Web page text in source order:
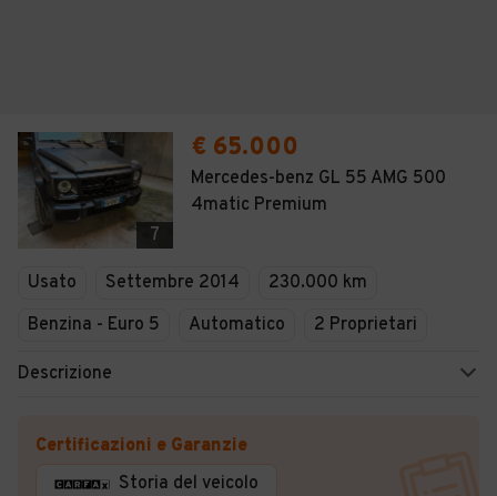
7
€ 65.000
Mercedes-benz GL 55 AMG 500
4matic Premium
Usato Settembre 2014
230.000 km
Benzina - Euro 5
Automatico 2 Proprietari
Descrizione
Certificazioni e Garanzie
Storia del veicolo